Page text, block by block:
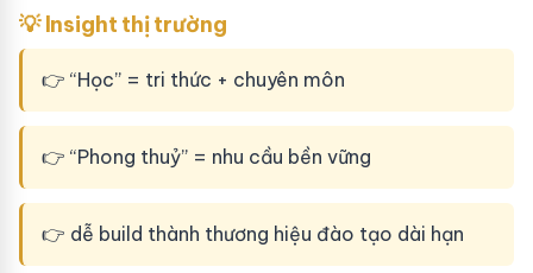
💡 Insight thị trường
👉 “Học” = tri thức + chuyên môn
👉 “Phong thuỷ” = nhu cầu bền vững
👉 dễ build thành thương hiệu đào tạo dài hạn